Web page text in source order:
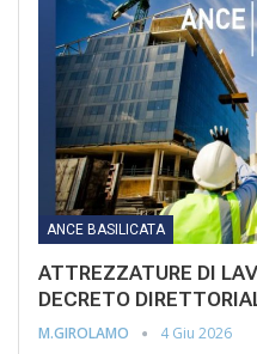
ANCE BASILICATA
ATTREZZATURE DI
DECRETO
M.GIROLAMO 4 Giu 2026